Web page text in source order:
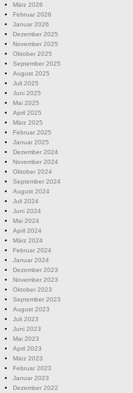
März 2026
Februar 2026
Januar 2026
Dezember 2025
November 2025
Oktober 2025
September 2025
August 2025
Juli 2025
Juni 2025
Mai 2025
April 2025
März 2025
Februar 2025
Januar 2025
Dezember 2024
November 2024
Oktober 2024
September 2024
August 2024
Juli 2024
Juni 2024
Mai 2024
April 2024
März 2024
Februar 2024
Januar 2024
Dezember 2023
November 2023
Oktober 2023
September 2023
August 2023
Juli 2023
Juni 2023
Mai 2023
April 2023
März 2023
Februar 2023
Januar 2023
Dezember 2022